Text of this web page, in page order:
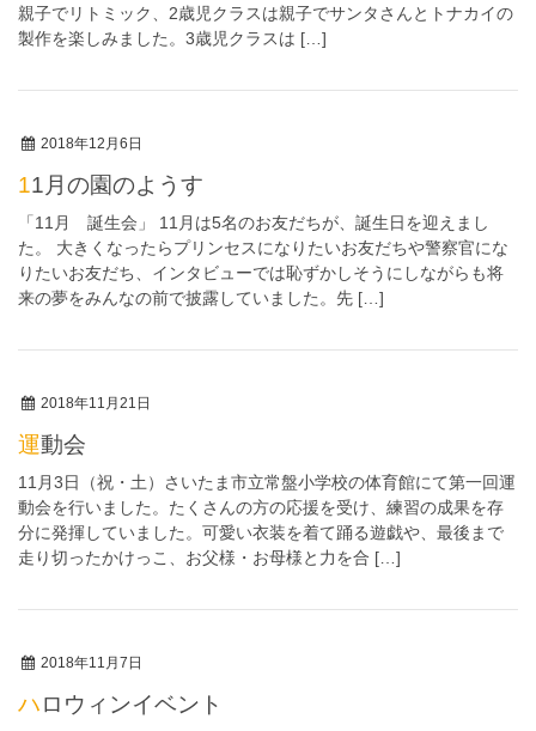
親子でリトミック、2歳児クラスは親子でサンタさんとトナカイの
製作を楽しみました。3歳児クラスは […]
2018年12月6日
11月の園のようす
「11月 誕生会」 11月は5名のお友だちが、誕生日を迎えまし
た。 大きくなったらプリンセスになりたいお友だちや警察官にな
りたいお友だち、インタビューでは恥ずかしそうにしながらも将
来の夢をみんなの前で披露していました。先 […]
2018年11月21日
運動会
11月3日（祝・土）さいたま市立常盤小学校の体育館にて第一回運
動会を行いました。たくさんの方の応援を受け、練習の成果を存
分に発揮していました。可愛い衣装を着て踊る遊戯や、最後まで
走り切ったかけっこ、お父様・お母様と力を合 […]
2018年11月7日
ハロウィンイベント